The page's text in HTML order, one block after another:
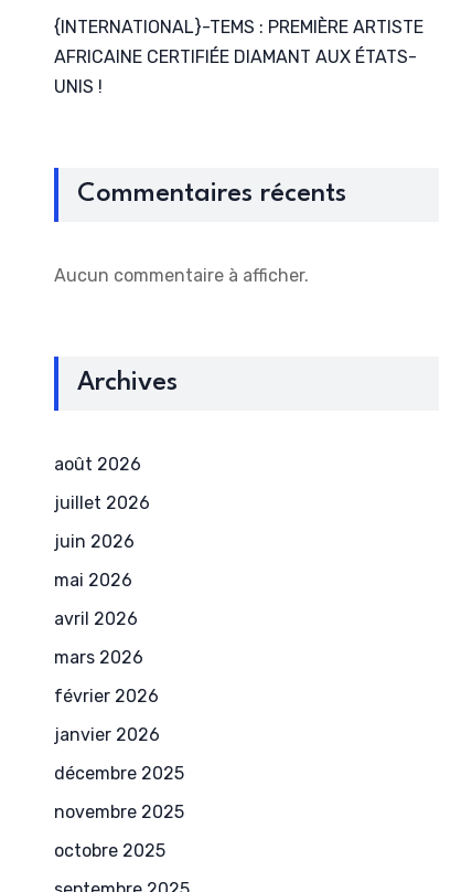
{INTERNATIONAL}-TEMS : PREMIÈRE ARTISTE
AFRICAINE CERTIFIÉE DIAMANT AUX ÉTATS-
UNIS !
Commentaires récents
Aucun commentaire à afficher.
Archives
août 2026
juillet 2026
juin 2026
mai 2026
avril 2026
mars 2026
février 2026
janvier 2026
décembre 2025
novembre 2025
octobre 2025